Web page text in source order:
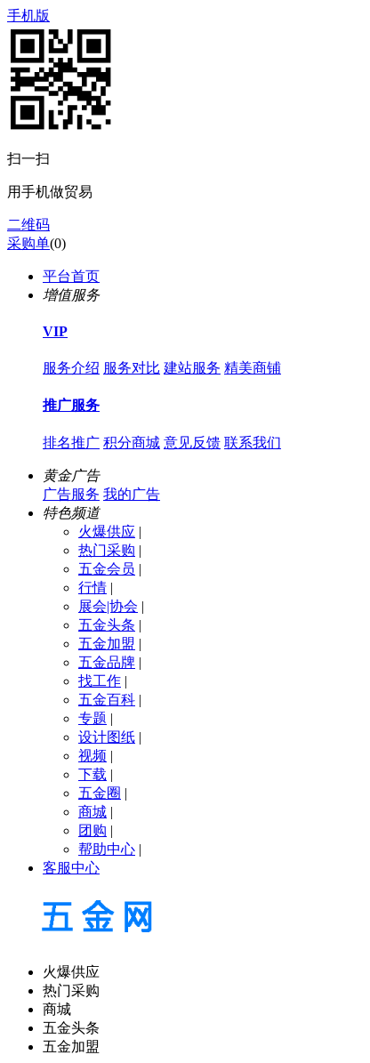
手机版
扫一扫
用手机做贸易
二维码
采购单(0)
平台首页
增值服务
VIP
服务介绍 服务对比 建站服务 精美商铺
推广服务
排名推广 积分商城 意见反馈 联系我们
黄金广告
广告服务 我的广告
特色频道
火爆供应 |
热门采购 |
五金会员 |
行情 |
展会|协会 |
五金头条 |
五金加盟 |
五金品牌 |
找工作 |
五金百科 |
专题 |
设计图纸 |
视频 |
下载 |
五金圈 |
商城 |
团购 |
帮助中心 |
客服中心
火爆供应
热门采购
商城
五金头条
五金加盟